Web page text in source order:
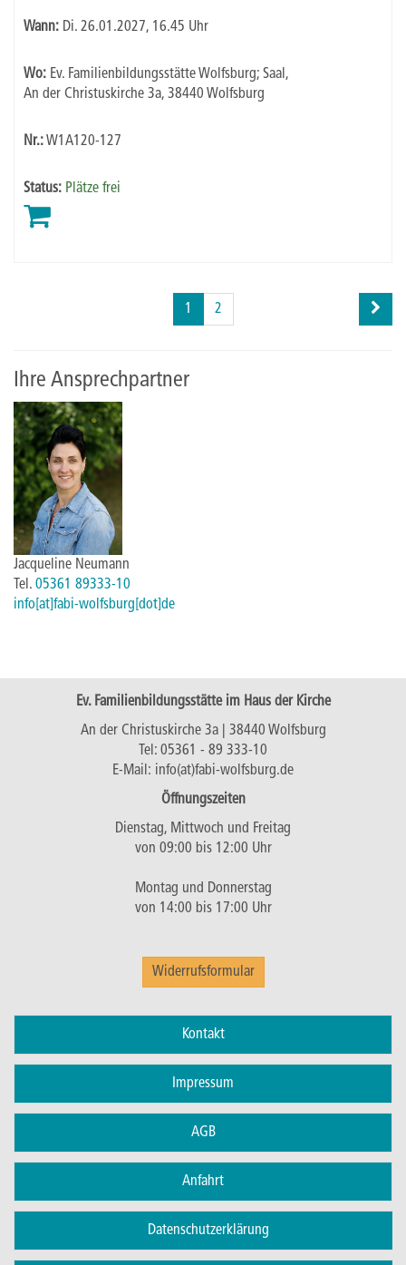
Wann: Di. 26.01.2027, 16.45 Uhr
Wo: Ev. Familienbildungsstätte Wolfsburg; Saal,
An der Christuskirche 3a, 38440 Wolfsburg
Nr.:W1A120-127
Status: Plätze frei
Seiten
blättern
1 2
Ihre Ansprechpartner
Jacqueline Neumann
Tel. 05361 89333-10
info[at]fabi-wolfsburg[dot]de
Ev. Familienbildungsstätte im Haus der Kirche
An der Christuskirche 3a | 38440 Wolfsburg
Tel: 05361 - 89 333-10
E-Mail: info(at)fabi-wolfsburg.de
Öffnungszeiten
Dienstag, Mittwoch und Freitag
von 09:00 bis 12:00 Uhr
Montag und Donnerstag
von 14:00 bis 17:00 Uhr
Widerrufsformular
Kontakt
Impressum
AGB
Anfahrt
Datenschutzerklärung